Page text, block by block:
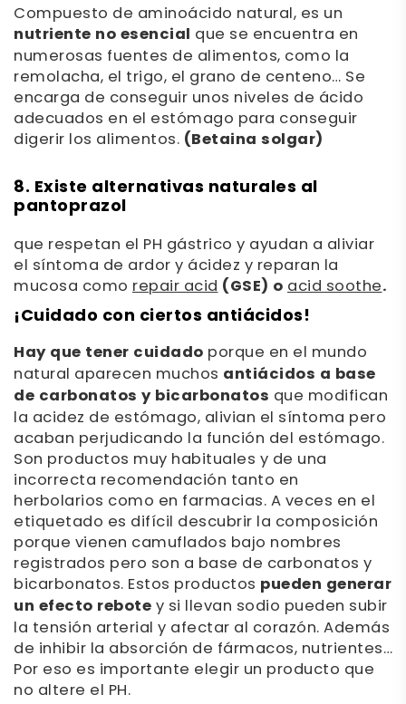
Compuesto de aminoácido natural, es un
nutriente no esencial que se encuentra en
numerosas fuentes de alimentos, como la
remolacha, el trigo, el grano de centeno… Se
encarga de conseguir unos niveles de ácido
adecuados en el estómago para conseguir
digerir los alimentos. (Betaina solgar)
8. Existe alternativas naturales al
pantoprazol
que respetan el PH gástrico y ayudan a aliviar
el síntoma de ardor y ácidez y reparan la
mucosa como repair acid(GSE) oacid soothe.
¡Cuidado con ciertos antiácidos!
Hay que tener cuidado porque en el mundo
natural aparecen muchos antiácidos a base
de carbonatos y bicarbonatos que modifican
la acidez de estómago, alivian el síntoma pero
acaban perjudicando la función del estómago.
Son productos muy habituales y de una
incorrecta recomendación tanto en
herbolarios como en farmacias. A veces en el
etiquetado es difícil descubrir la composición
porque vienen camuflados bajo nombres
registrados pero son a base de carbonatos y
bicarbonatos. Estos productos pueden generar
un efecto rebotey si llevan sodio pueden subir
la tensión arterial y afectar al corazón. Además
de inhibir la absorción de fármacos, nutrientes…
Por eso es importante elegir un producto que
no altere el PH.